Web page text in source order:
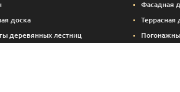
Фасадная
доска
Террасная
деревянных лестниц